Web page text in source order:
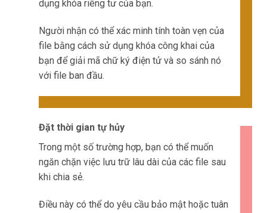
dụng khóa riêng tư của bạn.
Người nhận có thể xác minh tính toàn vẹn của
file bằng cách sử dụng khóa công khai của
bạn để giải mã chữ ký điện tử và so sánh nó
với file ban đầu.
Đặt thời gian tự hủy
Trong một số trường hợp, bạn có thể muốn
ngăn chặn việc lưu trữ lâu dài của các file sau
khi chia sẻ.
Điều này có thể do yêu cầu bảo mật hoặc tuân